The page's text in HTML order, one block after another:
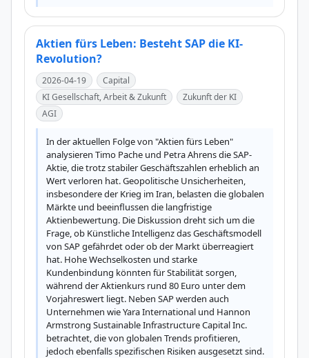
Aktien fürs Leben: Besteht SAP die KI-
Revolution?
2026-04-19
Capital
KI Gesellschaft, Arbeit & Zukunft
Zukunft der KI
AGI
In der aktuellen Folge von "Aktien fürs Leben"
analysieren Timo Pache und Petra Ahrens die SAP-
Aktie, die trotz stabiler Geschäftszahlen erheblich an
Wert verloren hat. Geopolitische Unsicherheiten,
insbesondere der Krieg im Iran, belasten die globalen
Märkte und beeinflussen die langfristige
Aktienbewertung. Die Diskussion dreht sich um die
Frage, ob Künstliche Intelligenz das Geschäftsmodell
von SAP gefährdet oder ob der Markt überreagiert
hat. Hohe Wechselkosten und starke
Kundenbindung könnten für Stabilität sorgen,
während der Aktienkurs rund 80 Euro unter dem
Vorjahreswert liegt. Neben SAP werden auch
Unternehmen wie Yara International und Hannon
Armstrong Sustainable Infrastructure Capital Inc.
betrachtet, die von globalen Trends profitieren,
jedoch ebenfalls spezifischen Risiken ausgesetzt sind.